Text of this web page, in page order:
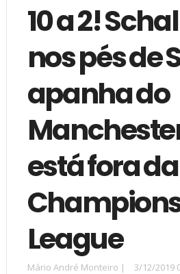
10 a 2!
nos pés de
apanha do
está fora da
League
Mário André Monteiro | 3/12/2019